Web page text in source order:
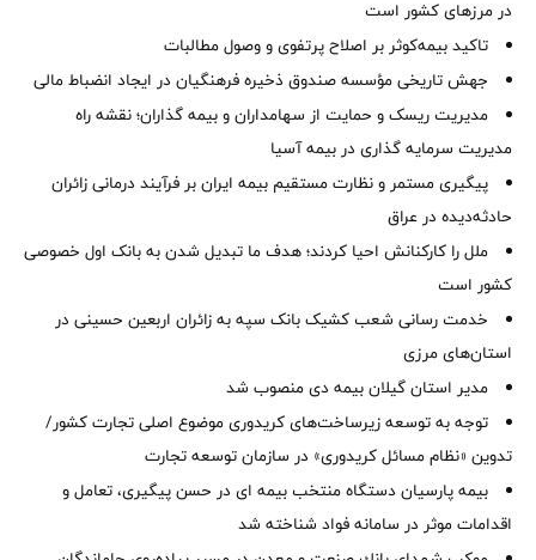
در مرزهای کشور است
تاکید بیمه‌کوثر بر اصلاح پرتفوی و وصول مطالبات ‌
جهش تاریخی مؤسسه صندوق ذخیره فرهنگیان در ایجاد انضباط مالی
مدیریت ریسک و حمایت از سهامداران و بیمه گذاران؛ نقشه راه
مدیریت سرمایه گذاری در بیمه آسیا
پیگیری مستمر و نظارت مستقیم بیمه ایران بر فرآیند درمانی زائران
حادثه‌دیده در عراق
ملل را کارکنانش احیا کردند؛ هدف ما تبدیل شدن به بانک اول خصوصی
کشور است
خدمت رسانی شعب کشیک بانک سپه به زائران اربعین حسینی در
استان‌‌های مرزی
‌مدیر استان گیلان بیمه دی منصوب شد
توجه به توسعه زیرساخت‌های کریدوری موضوع اصلی تجارت کشور/
تدوین «نظام مسائل کریدوری» در سازمان توسعه تجارت
بیمه پارسیان دستگاه منتخب بیمه ای در حسن پیگیری، تعامل و
اقدامات موثر در سامانه فواد شناخته شد